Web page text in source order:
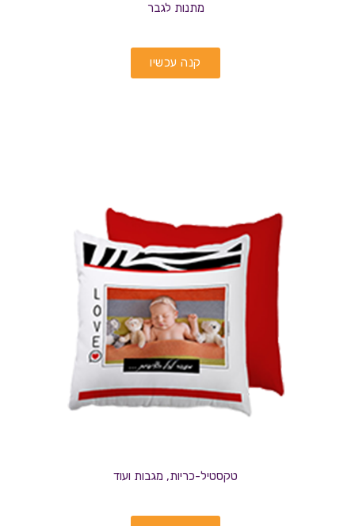
מתנות לגבר
קנה עכשיו
טקסטיל-כריות, מגבות ועוד